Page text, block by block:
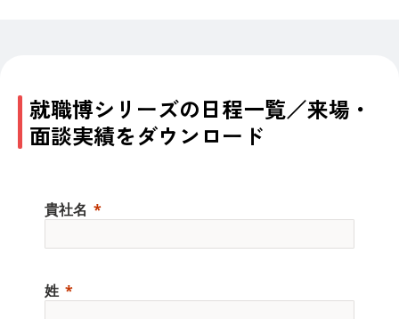
就職博シリーズの日程一覧／来場・
面談実績をダウンロード
貴社名
姓